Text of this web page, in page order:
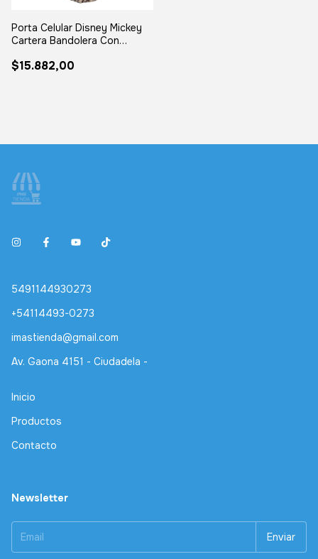
Porta Celular Disney Mickey
Cartera Bandolera Con
$15.882,00
5491144930273
+54114493-0273
imastienda@gmail.com
Av. Gaona 4151 - Ciudadela -
Inicio
Productos
Contacto
Newsletter